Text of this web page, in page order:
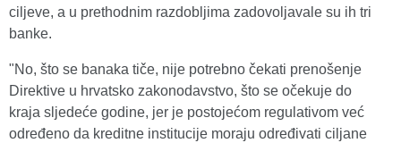
ciljeve, a u prethodnim razdobljima zadovoljavale su ih tri
banke.
"No, što se banaka tiče, nije potrebno čekati prenošenje
Direktive u hrvatsko zakonodavstvo, što se očekuje do
kraja sljedeće godine, jer je postojećom regulativom već
određeno da kreditne institucije moraju određivati ciljane